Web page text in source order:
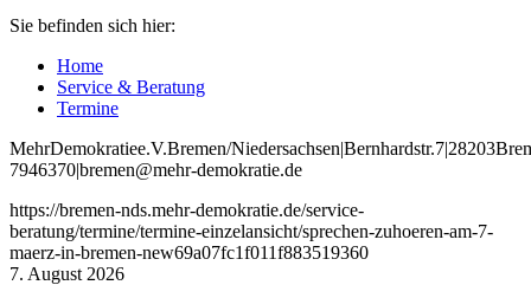
Sie befinden sich hier:
Home
Service & Beratung
Termine
MehrDemokratiee.V.Bremen/Niedersachsen|Bernhardstr.7|28203
7946370|bremen@mehr-demokratie.de
https://bremen-nds.mehr-demokratie.de/service-
beratung/termine/termine-einzelansicht/sprechen-zuhoeren-am-7-
maerz-in-bremen-new69a07fc1f011f883519360
7. August 2026